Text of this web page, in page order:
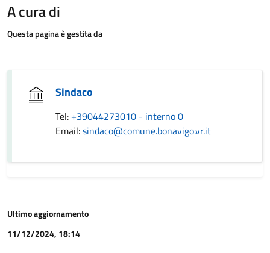
A cura di
Questa pagina è gestita da
Sindaco
Tel: +39044273010 - interno 0
Email:sindaco@comune.bonavigo.vr.it
Ultimo aggiornamento
11/12/2024, 18:14